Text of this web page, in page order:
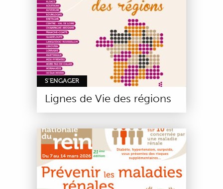
S'ENGAGER
Lignes de Vie des régions